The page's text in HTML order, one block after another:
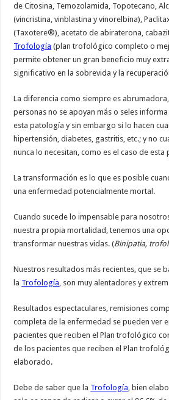
de Citosina, Temozolamida, Topotecano,
(vincristina, vinblastina y vinorelbina),
(Taxotere®), acetato de abiraterona,
Trofología (plan trofológico completo o
permite obtener un gran beneficio muy
significativo en la sobrevida y la
La diferencia como siempre es
personas no se apoyan más o seles
esta patología y sin embargo si lo hacen
hipertensión, diabetes, gastritis, etc.; y no
nunca lo necesitan, como es el caso de esta
La transformación es lo que es posible
una enfermedad potencialmente mortal.
Cuando sucede lo impensable para
nuestra propia mortalidad, tenemos una
transformar nuestras vidas. (Binipatia,
Nuestros resultados más recientes, que se
la Trofología , son muy alentadores y
Resultados espectaculares, remisiones
completa de la enfermedad se pueden ver
pacientes que reciben el Plan trofológico
de los pacientes que reciben el Plan
elaborado.
Debe de saber que la Trofología , bien